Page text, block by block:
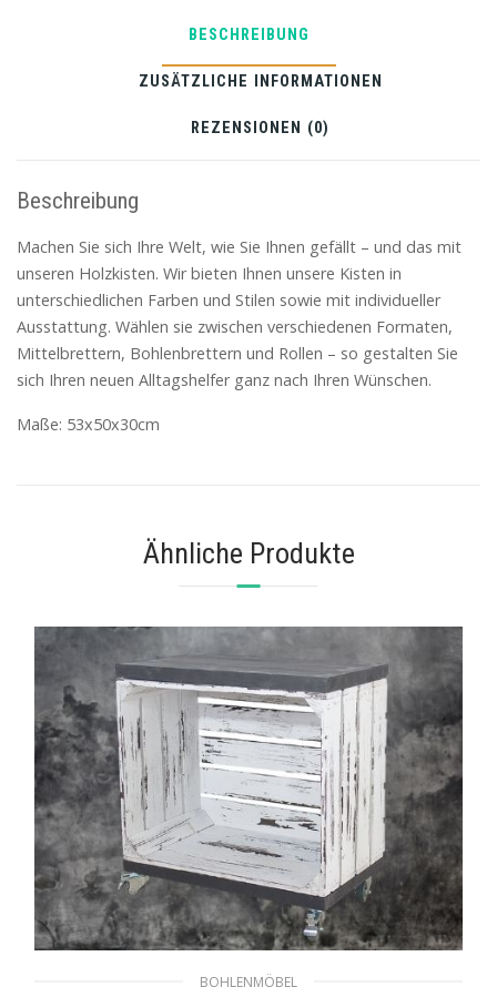
53x50x30cm
BESCHREIBUNG
ZUSÄTZLICHE INFORMATIONEN
REZENSIONEN (0)
Beschreibung
Machen Sie sich Ihre Welt, wie Sie Ihnen gefällt – und das mit
unseren Holzkisten. Wir bieten Ihnen unsere Kisten in
unterschiedlichen Farben und Stilen sowie mit individueller
Ausstattung. Wählen sie zwischen verschiedenen Formaten,
Mittelbrettern, Bohlenbrettern und Rollen – so gestalten Sie
sich Ihren neuen Alltagshelfer ganz nach Ihren Wünschen.
Maße: 53x50x30cm
Ähnliche Produkte
BOHLENMÖBEL